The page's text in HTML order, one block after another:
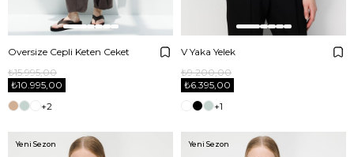
Oversize Cepli Keten Ceket
₺10.995,00
₺15.995,00
+2
V Yaka Yelek
₺6.395,00
₺9.200,00
+1
Yeni Sezon Yeni Sezon